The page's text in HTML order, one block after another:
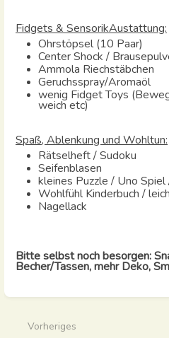
Fidgets & SensorikAustattung:
Ohrstöpsel (10 Paar)
Center Shock /
Ammola Riechstäbchen
Geruchsspray/Aromaöl
wenig Fidget Toys
weich etc)
Spaß, Ablenkung und Wohltun:
Rätselheft / Sudoku
Seifenblasen
kleines Puzzle / Uno
Wohlfühl Kinderbuch /
Nagellack
Bitte selbst noch besorgen:
Becher/Tassen, mehr Deko,
Vorheriges